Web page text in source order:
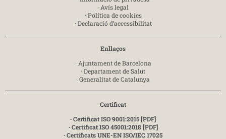
· Avís legal
· Política de cookies
· Declaració d’accessibilitat
Enllaços
· Ajuntament de Barcelona
· Departament de Salut
· Generalitat de Catalunya
Certificat
· Certificat ISO 9001:2015 [PDF]
· Certificat ISO 45001:2018 [PDF]
· Certificats UNE-EN ISO/IEC 17025